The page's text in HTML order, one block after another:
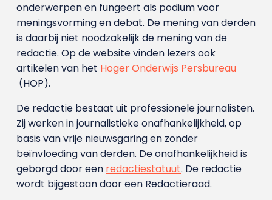
onderwerpen en fungeert als podium voor
meningsvorming en debat. De mening van derden
is daarbij niet noodzakelijk de mening van de
redactie. Op de website vinden lezers ook
artikelen van het Hoger Onderwijs Persbureau
(HOP).
De redactie bestaat uit professionele journalisten.
Zij werken in journalistieke onafhankelijkheid, op
basis van vrije nieuwsgaring en zonder
beïnvloeding van derden. De onafhankelijkheid is
geborgd door een redactiestatuut. De redactie
wordt bijgestaan door een Redactieraad.